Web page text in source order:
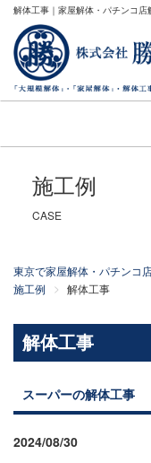
解体工事｜家屋解体・パチンコ
施工例
CASE
東京で家屋解体・パチンコ
施工例
解体工事
解体工事
スーパーの解体工事
2024/08/30